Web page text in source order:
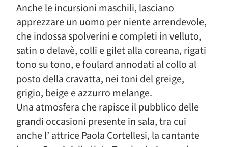
Anche le incursioni maschili, lasciano
apprezzare un uomo per niente arrendevole,
che indossa spolverini e completi in velluto,
satin o delavè, colli e gilet alla coreana, rigati
tono su tono, e foulard annodati al collo al
posto della cravatta, nei toni del greige,
grigio, beige e azzurro melange.
Una atmosfera che rapisce il pubblico delle
grandi occasioni presente in sala, tra cui
anche l’ attrice Paola Cortellesi, la cantante